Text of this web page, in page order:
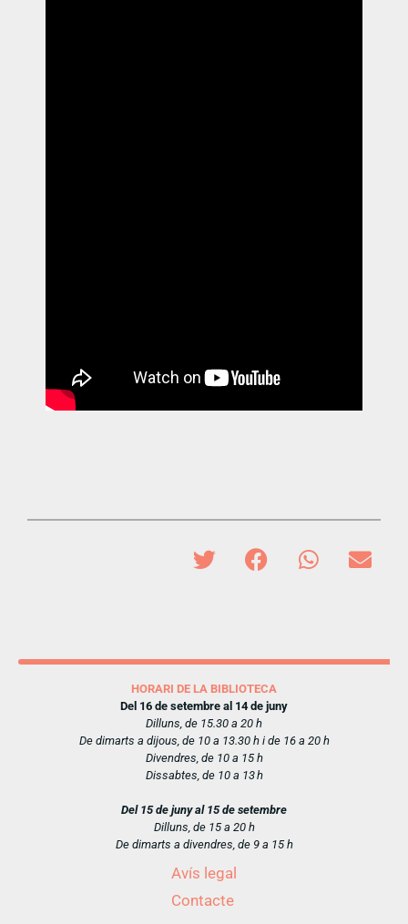
HORARI DE LA BIBLIOTECA
Del 16 de setembre al 14 de juny
Dilluns, de 15.30 a 20 h
De dimarts a dijous, de 10 a 13.30 h i de 16 a 20 h
Divendres, de 10 a 15 h
Dissabtes, de 10 a 13 h
Del 15 de juny al 15 de setembre
Dilluns, de 15 a 20 h
De dimarts a divendres, de 9 a 15 h
Avís legal
Contacte